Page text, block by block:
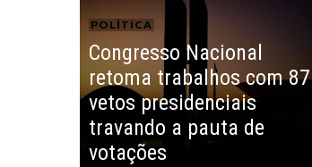
POLÍTICA
Congresso Nacional
retoma trabalhos com 87
vetos presidenciais
travando a pauta de
votações